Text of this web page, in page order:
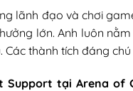
lãnh đạo và chơi
lớn. Anh luôn
Các thành tích đáng
Support tại Arena of